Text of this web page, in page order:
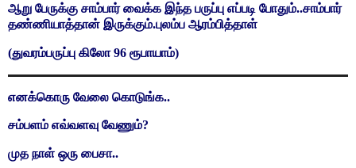
ஆறு பேருக்கு சாம்பார் வைக்க இந்த பருப்பு எப்படி போதும்..சாம்பார்
தண்ணியாத்தான் இருக்கும்.புலம்ப ஆரம்பித்தாள்
(துவரம்பருப்பு கிலோ 96 ரூபாயாம்)
எனக்கொரு வேலை கொடுங்க..
சம்பளம் எவ்வளவு வேணும்?
முத நாள் ஒரு பைசா..